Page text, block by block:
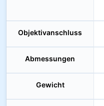
Objektivanschluss
Abmessungen
Gewicht